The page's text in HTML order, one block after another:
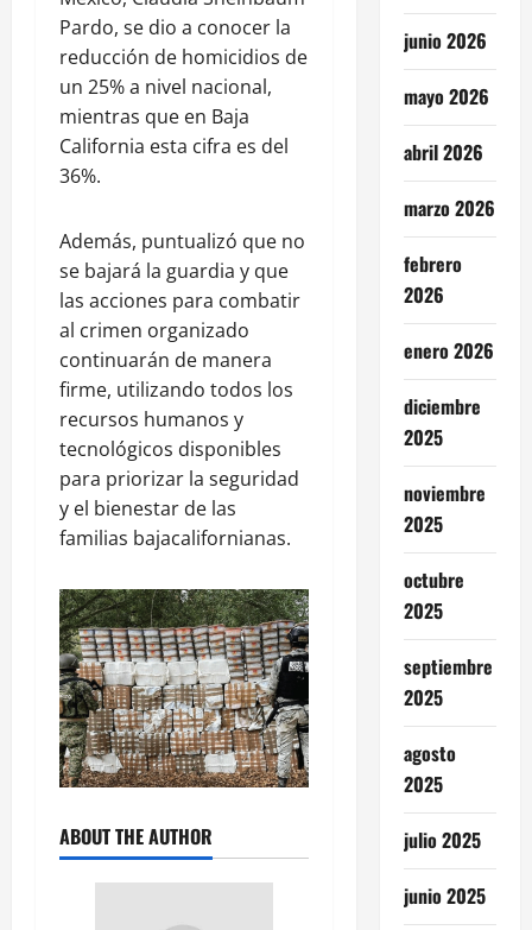
Pardo, se dio a conocer la
reducción de homicidios de
un 25% a nivel nacional,
mientras que en Baja
California esta cifra es del
36%.
Además, puntualizó que no
se bajará la guardia y que
las acciones para combatir
al crimen organizado
continuarán de manera
firme, utilizando todos los
recursos humanos y
tecnológicos disponibles
para priorizar la seguridad
y el bienestar de las
familias bajacalifornianas.
ABOUT THE AUTHOR
junio 2026
mayo 2026
abril 2026
marzo 2026
febrero
2026
enero 2026
diciembre
2025
noviembre
2025
octubre
2025
septiembre
2025
agosto
2025
julio 2025
junio 2025